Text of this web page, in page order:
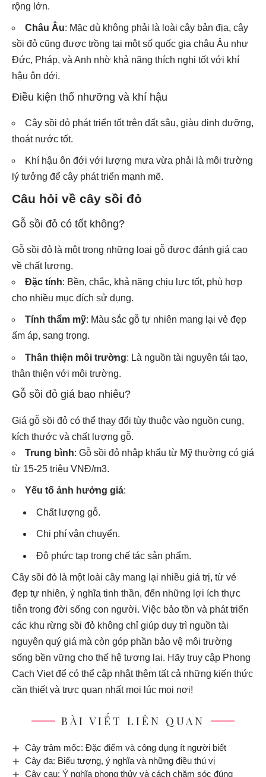
rộng lớn.
Châu Âu: Mặc dù không phải là loài cây bản địa, cây
sồi đỏ cũng được trồng tại một số quốc gia châu Âu như
Đức, Pháp, và Anh nhờ khả năng thích nghi tốt với khí
hậu ôn đới.
Điều kiện thổ nhưỡng và khí hậu
Cây sồi đỏ phát triển tốt trên đất sâu, giàu dinh dưỡng,
thoát nước tốt.
Khí hậu ôn đới với lượng mưa vừa phải là môi trường
lý tưởng để cây phát triển mạnh mẽ.
Câu hỏi về cây sồi đỏ
Gỗ sồi đỏ có tốt không?
Gỗ sồi đỏ là một trong những loại gỗ được đánh giá cao
về chất lượng.
Đặc tính: Bền, chắc, khả năng chịu lực tốt, phù hợp
cho nhiều mục đích sử dụng.
Tính thẩm mỹ: Màu sắc gỗ tự nhiên mang lại vẻ đẹp
ấm áp, sang trọng.
Thân thiện môi trường: Là nguồn tài nguyên tái tạo,
thân thiện với môi trường.
Gỗ sồi đỏ giá bao nhiêu?
Giá gỗ sồi đỏ có thể thay đổi tùy thuộc vào nguồn cung,
kích thước và chất lượng gỗ.
Trung bình: Gỗ sồi đỏ nhập khẩu từ Mỹ thường có giá
từ 15-25 triệu VNĐ/m3.
Yếu tố ảnh hưởng giá:
Chất lượng gỗ.
Chi phí vận chuyển.
Độ phức tạp trong chế tác sản phẩm.
Cây sồi đỏ là một loài cây mang lại nhiều giá trị, từ vẻ
đẹp tự nhiên, ý nghĩa tinh thần, đến những lợi ích thực
tiễn trong đời sống con người. Việc bảo tồn và phát triển
các khu rừng sồi đỏ không chỉ giúp duy trì nguồn tài
nguyên quý giá mà còn góp phần bảo vệ môi trường
sống bền vững cho thế hệ tương lai. Hãy truy cập Phong
Cach Vietđể có thể cập nhật thêm tất cả những kiến thức
cần thiết và trực quan nhất mọi lúc mọi nơi!
BÀI VIẾT LIÊN QUAN
Cây trâm mốc: Đặc điểm và công dụng ít người biết
Cây đa: Biểu tượng, ý nghĩa và những điều thú vị
Cây cau: Ý nghĩa phong thủy và cách chăm sóc đúng